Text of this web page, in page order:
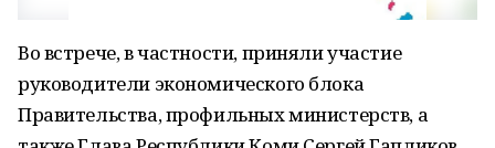
Во встрече, в частности, приняли участие
руководители экономического блока
Правительства, профильных министерств, а